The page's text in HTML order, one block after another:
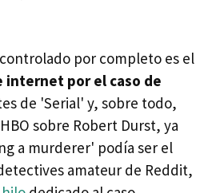
por completo es el
internet por el caso de
de 'Serial' y, sobre todo,
sobre Robert Durst, ya
a murderer' podía ser el
amateur de Reddit,